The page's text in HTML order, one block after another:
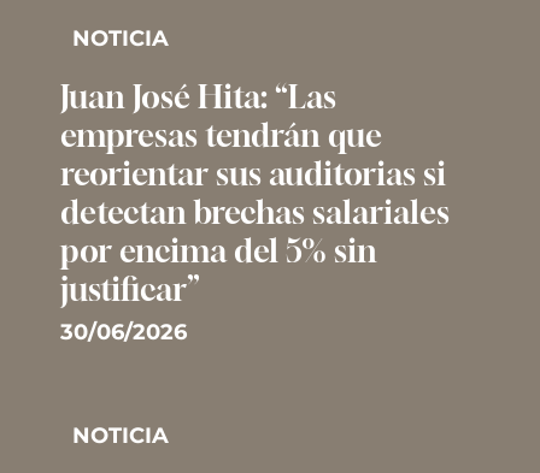
NOTICIA
Juan José Hita: “Las
empresas tendrán que
reorientar sus auditorias si
detectan brechas salariales
por encima del 5% sin
justificar”
30/06/2026
NOTICIA